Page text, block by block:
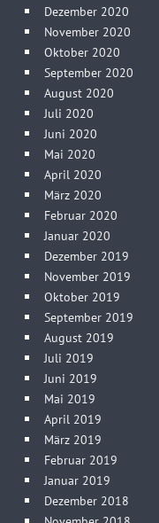
Dezember 2020
November 2020
Oktober 2020
September 2020
August 2020
Juli 2020
Juni 2020
Mai 2020
April 2020
März 2020
Februar 2020
Januar 2020
Dezember 2019
November 2019
Oktober 2019
September 2019
August 2019
Juli 2019
Juni 2019
Mai 2019
April 2019
März 2019
Februar 2019
Januar 2019
Dezember 2018